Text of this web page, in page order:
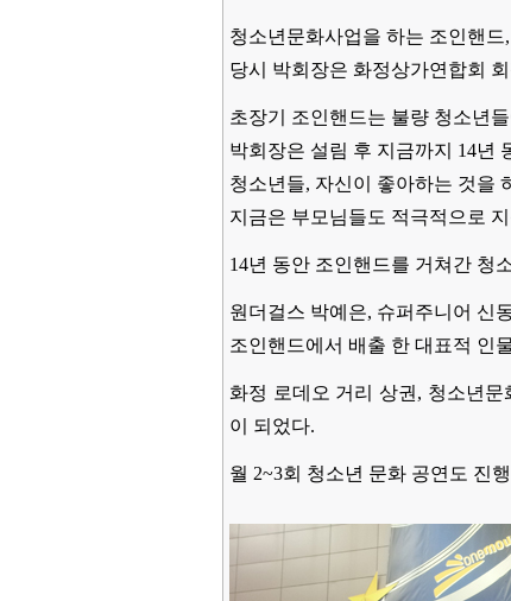
청소년문화사업을 하는 조인핸
당시 박회장은 화정상가연합회
초장기 조인핸드는 불량 청소년
박회장은 설림 후 지금까지 14년
청소년들, 자신이 좋아하는 것을
지금은 부모님들도 적극적으로
14년 동안 조인핸드를 거쳐간 청
원더걸스 박예은, 슈퍼주니어 신
조인핸드에서 배출 한 대표적 인
화정 로데오 거리 상권, 청소년문
이 되었다.
월 2~3회 청소년 문화 공연도 진